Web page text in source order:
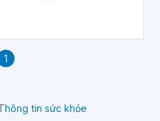
1
tin sức khỏe